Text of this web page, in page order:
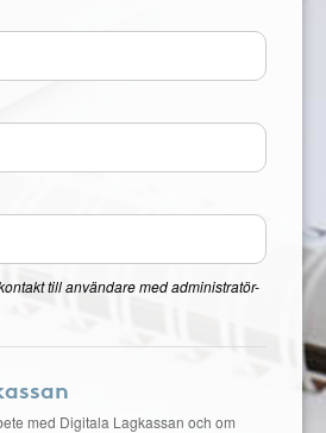
till användare med administratör-
med Digitala Lagkassan och om